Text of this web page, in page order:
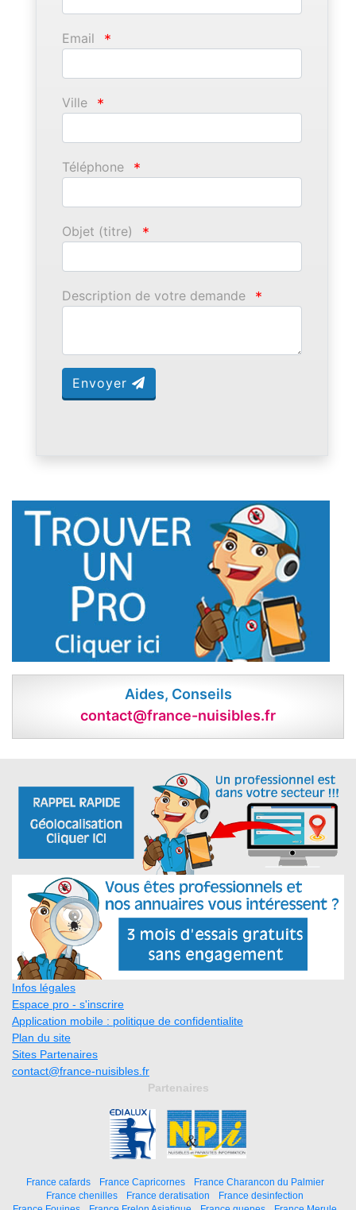
Email *
Ville *
Téléphone *
Objet (titre) *
Description de votre demande *
Envoyer
Aides, Conseils
contact@france-nuisibles.fr
Infos légales
Espace pro - s'inscrire
Application mobile : politique de confidentialite
Plan du site
Sites Partenaires
contact@france-nuisibles.fr
Partenaires
France cafards France Capricornes
France Charancon du Palmier
France chenilles
France deratisation
France desinfection